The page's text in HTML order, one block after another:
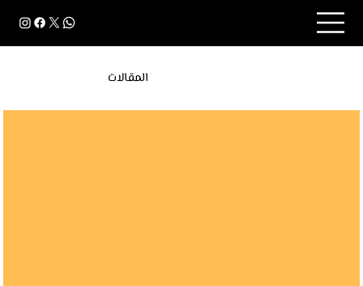
المقالات